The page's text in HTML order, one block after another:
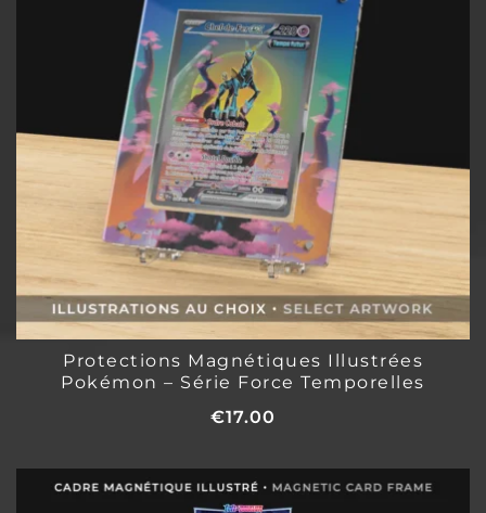
Protections Magnétiques Illustrées
Pokémon – Série Force Temporelles
€17.00